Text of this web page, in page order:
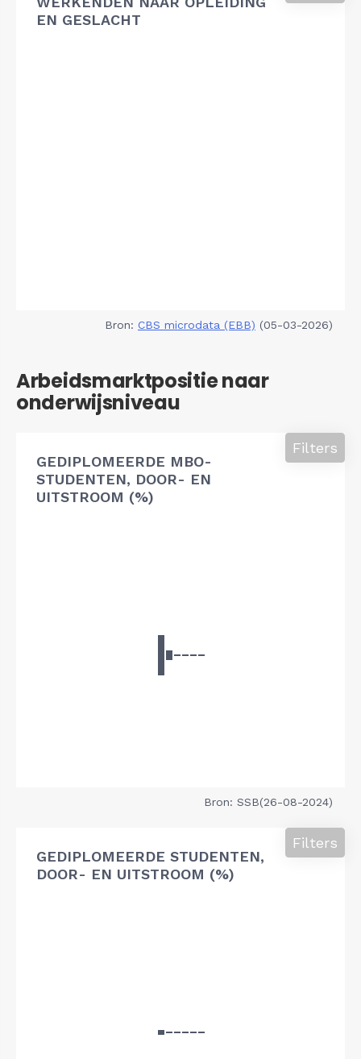
EN GESLACHT
Bron: CBS microdata (EBB) (05-03-2026)
Arbeidsmarktpositie naar
onderwijsniveau
GEDIPLOMEERDE MBO-
STUDENTEN, DOOR- EN
UITSTROOM (%)
Filters
Bron: SSB(26-08-2024)
GEDIPLOMEERDE STUDENTEN,
DOOR- EN UITSTROOM (%)
Filters